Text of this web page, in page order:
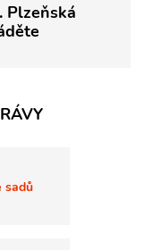
Plzeňská
sadů